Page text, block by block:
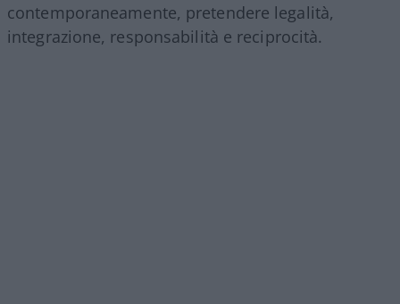
contemporaneamente, pretendere legalità,
integrazione, responsabilità e reciprocità.